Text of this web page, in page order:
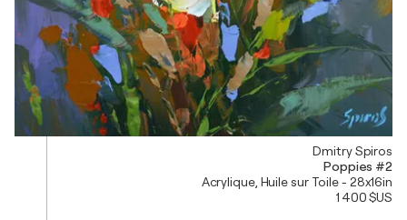
Dmitry Spiros
Poppies #2
Acrylique, Huile sur Toile - 28x16in
1 400 $US